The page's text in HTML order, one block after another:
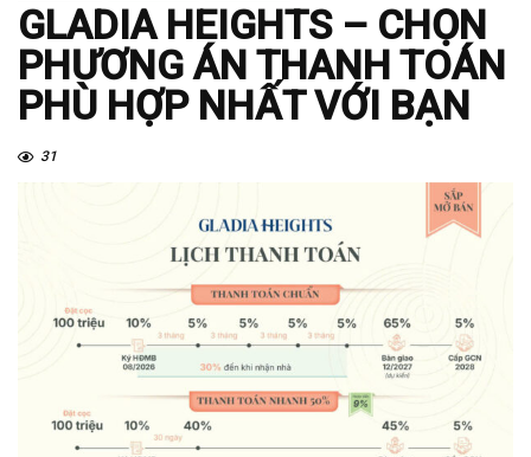
GLADIA HEIGHTS – CHỌN
PHƯƠNG ÁN THANH TOÁN
PHÙ HỢP NHẤT VỚI BẠN
31